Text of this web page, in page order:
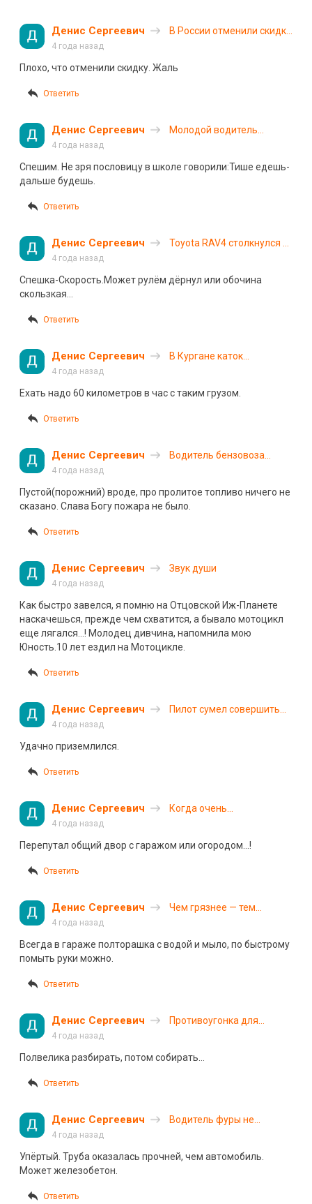
Денис Сергеевич
В России отменили скидку
«Госуслуги»
4 года назад
Плохо, что отменили скидку. Жаль
Ответить
Денис Сергеевич
Молодой водитель
4 года назад
Спешим. Не зря пословицу в школе говорили:Тише едешь-
дальше будешь.
Ответить
Денис Сергеевич
Toyota RAV4 столкнулся с
4 года назад
Спешка-Скорость.Может рулём дёрнул или обочина
скользкая…
Ответить
Денис Сергеевич
В Кургане каток
4 года назад
Ехать надо 60 километров в час с таким грузом.
Ответить
Денис Сергеевич
Водитель бензовоза
трассе «Сибирь»
4 года назад
Пустой(порожний) вроде, про пролитое топливо ничего не
сказано. Слава Богу пожара не было.
Ответить
Денис Сергеевич Звук души
4 года назад
Как быстро завелся, я помню на Отцовской Иж-Планете
наскачешься, прежде чем схватится, а бывало мотоцикл
еще лягался…! Молодец дивчина, напомнила мою
Юность.10 лет ездил на Мотоцикле.
Ответить
Денис Сергеевич
Пилот сумел совершить
4 года назад
Удачно приземлился.
Ответить
Денис Сергеевич
Когда очень
4 года назад
Перепутал общий двор с гаражом или огородом…!
Ответить
Денис Сергеевич
Чем грязнее — тем
4 года назад
Всегда в гараже полторашка с водой и мыло, по быстрому
помыть руки можно.
Ответить
Денис Сергеевич
Противоугонка для
4 года назад
Полвелика разбирать, потом собирать…
Ответить
Денис Сергеевич
Водитель фуры не
4 года назад
Упёртый. Труба оказалась прочней, чем автомобиль.
Может железобетон.
Ответить